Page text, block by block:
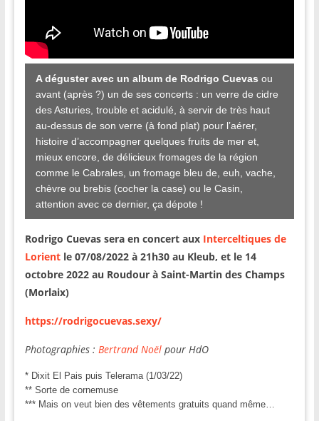
A déguster avec un album de Rodrigo Cuevas ou
avant (après ?) un de ses concerts : un verre de cidre
des Asturies, trouble et acidulé, à servir de très haut
au-dessus de son verre (à fond plat) pour l’aérer,
histoire d’accompagner quelques fruits de mer et,
mieux encore, de délicieux fromages de la région
comme le Cabrales, un fromage bleu de, euh, vache,
chèvre ou brebis (cocher la case) ou le Casin,
attention avec ce dernier, ça dépote !
Rodrigo Cuevas sera en concert aux Interceltiques de
Lorientle 07/08/2022 à 21h30 au Kleub, et le 14
octobre 2022 au Roudour à Saint-Martin des Champs
(Morlaix)
https://rodrigocuevas.sexy/
Photographies : Bertrand Noëlpour HdO
* Dixit El Pais puis Telerama (1/03/22)
** Sorte de cornemuse
*** Mais on veut bien des vêtements gratuits quand même…